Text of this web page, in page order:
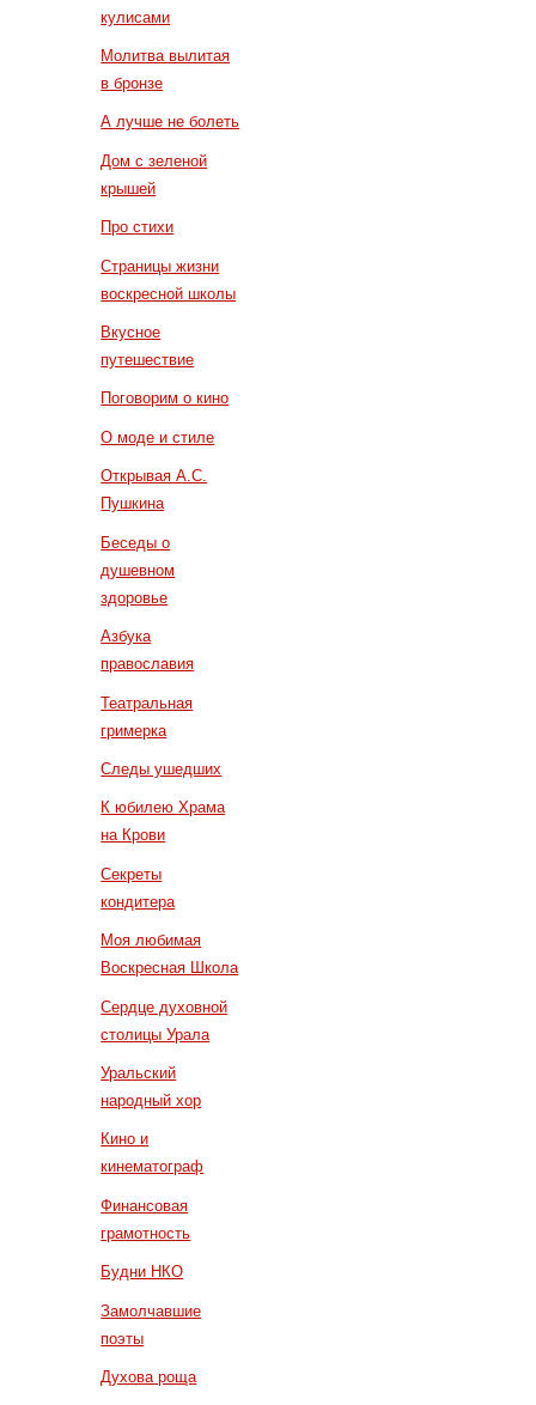
кулисами
Молитва вылитая
в бронзе
А лучше не болеть
Дом с зеленой
крышей
Про стихи
Страницы жизни
воскресной школы
Вкусное
путешествие
Поговорим о кино
О моде и стиле
Открывая А.С.
Пушкина
Беседы о
душевном
здоровье
Азбука
православия
Театральная
гримерка
Следы ушедших
К юбилею Храма
на Крови
Секреты
кондитера
Моя любимая
Воскресная Школа
Сердце духовной
столицы Урала
Уральский
народный хор
Кино и
кинематограф
Финансовая
грамотность
Будни НКО
Замолчавшие
поэты
Духова роща